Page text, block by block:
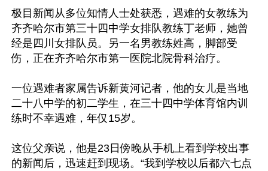
极目新闻从多位知情人士处获悉，遇难的女教练为
齐齐哈尔市第三十四中学女排队教练丁老师，她曾
经是四川女排队员。另一名男教练姓高，脚部受
伤，正在齐齐哈尔市第一医院北院骨科治疗。
一位遇难者家属告诉新黄河记者，他的女儿是当地
二十八中学的初二学生，在三十四中学体育馆内训
练时不幸遇难，年仅15岁。
这位父亲说，他是23日傍晚从手机上看到学校出事
的新闻后，迅速赶到现场。“我到学校以后都六七点